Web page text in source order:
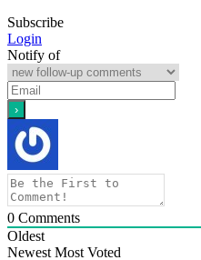
Subscribe
Login
Notify of
0 Comments
Oldest
Newest Most Voted